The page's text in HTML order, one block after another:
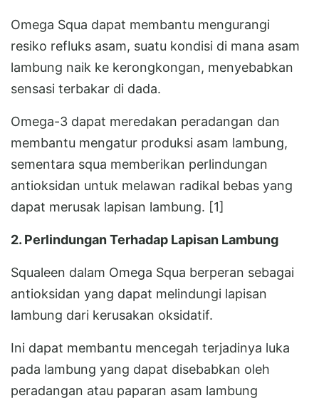
Omega Squa dapat membantu mengurangi
resiko refluks asam, suatu kondisi di mana asam
lambung naik ke kerongkongan, menyebabkan
sensasi terbakar di dada.
Omega-3 dapat meredakan peradangan dan
membantu mengatur produksi asam lambung,
sementara squa memberikan perlindungan
antioksidan untuk melawan radikal bebas yang
dapat merusak lapisan lambung. [1]
2. Perlindungan Terhadap Lapisan Lambung
Squaleen dalam Omega Squa berperan sebagai
antioksidan yang dapat melindungi lapisan
lambung dari kerusakan oksidatif.
Ini dapat membantu mencegah terjadinya luka
pada lambung yang dapat disebabkan oleh
peradangan atau paparan asam lambung